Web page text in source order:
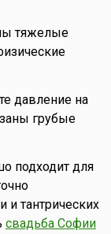
тяжелые
давление на
грубые
подходит для
и тантрических
свадьба Софии